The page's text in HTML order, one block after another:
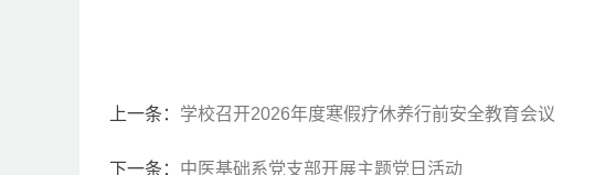
上一条： 学校召开2026年度寒假疗休养行前安全教育会议
下一条： 中医基础系党支部开展主题党日活动